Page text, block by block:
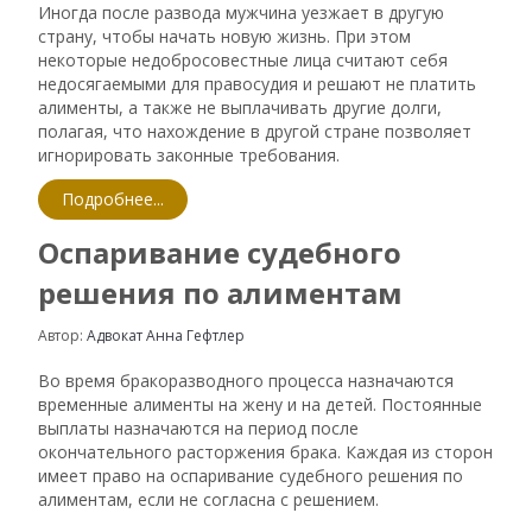
Иногда после развода мужчина уезжает в другую
страну, чтобы начать новую жизнь. При этом
некоторые недобросовестные лица считают себя
недосягаемыми для правосудия и решают не платить
алименты, а также не выплачивать другие долги,
полагая, что нахождение в другой стране позволяет
игнорировать законные требования.
Подробнее...
Оспаривание судебного
решения по алиментам
Автор:Адвокат Анна Гефтлер
Во время бракоразводного процесса назначаются
временные алименты на жену и на детей. Постоянные
выплаты назначаются на период после
окончательного расторжения брака. Каждая из сторон
имеет право на оспаривание судебного решения по
алиментам, если не согласна с решением.